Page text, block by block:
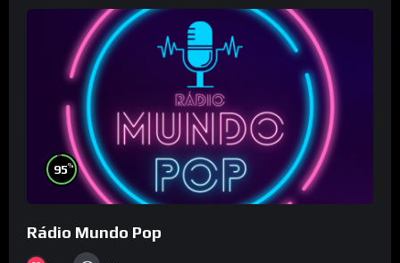
95%
Rádio Mundo Pop